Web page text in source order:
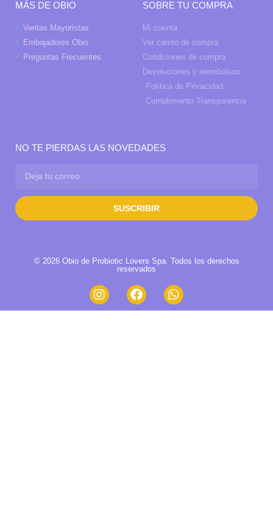
MÁS DE OBIO
Ventas Mayoristas
Embajadores Obio
Preguntas Frecuentes
SOBRE TU COMPRA
Mi cuenta
Ver carrito de compra
Condiciones de compra
Devoluciones y reembolsos
Política de Privacidad
Cumplimiento Transparencia
NO TE PIERDAS LAS NOVEDADES
SUSCRIBIR
© 2026 Obio de Probiotic Lovers Spa. Todos los derechos
reservados